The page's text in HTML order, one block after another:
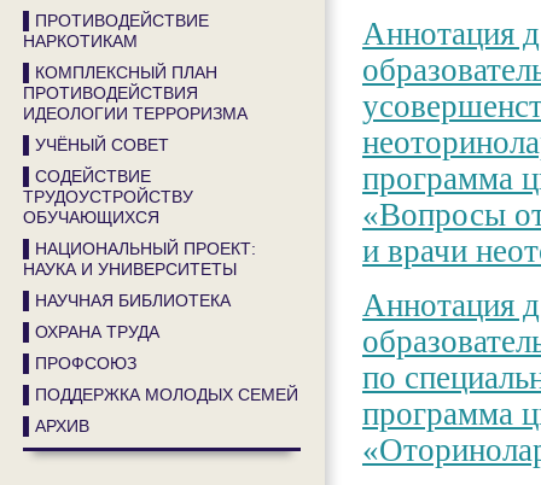
Аннотация
программа
«Вопросы
и врачи
Аннотация
по
программа
▌ПРОТИВОДЕЙСТВИЕ
НАРКОТИКАМ
▌КОМПЛЕКСНЫЙ ПЛАН
ПРОТИВОДЕЙСТВИЯ
ИДЕОЛОГИИ ТЕРРОРИЗМА
▌УЧЁНЫЙ СОВЕТ
▌СОДЕЙСТВИЕ
ТРУДОУСТРОЙСТВУ
ОБУЧАЮЩИХСЯ
▌НАЦИОНАЛЬНЫЙ ПРОЕКТ:
НАУКА И УНИВЕРСИТЕТЫ
▌НАУЧНАЯ БИБЛИОТЕКА
▌ОХРАНА ТРУДА
▌ПРОФСОЮЗ
▌ПОДДЕРЖКА МОЛОДЫХ СЕМЕЙ
▌АРХИВ